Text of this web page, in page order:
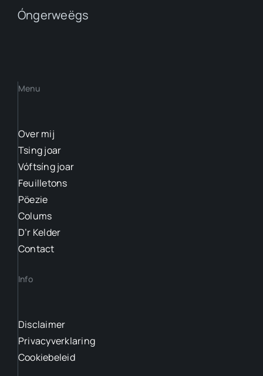
Óngerweëgs
Menu
Over mij
Tsing joar
Vóftsíng joar
Feuilletons
Pöezie
Colums
D’r Kelder
Contact
Info
Disclaimer
Privacyverklaring
Cookiebeleid